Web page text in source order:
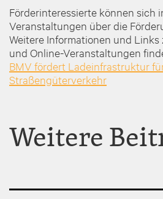
Förderinteressierte können sich
Veranstaltungen über die
Weitere Informationen und
und Online-Veranstaltungen
BMV fördert Ladeinfrastruktur
Straßengüterverkehr
Weitere